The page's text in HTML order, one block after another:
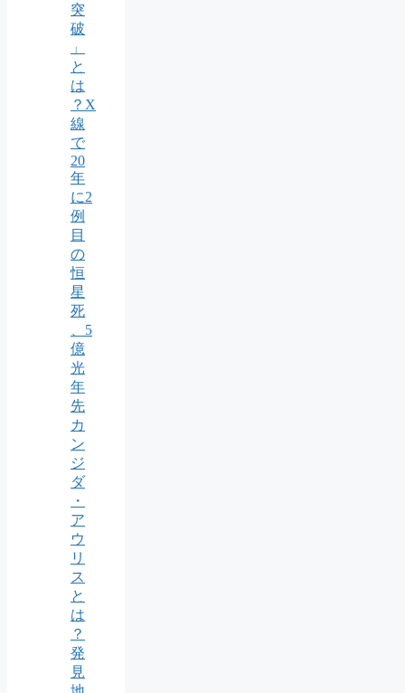
突
破
」
と
は
？X
線
で
20
年
に2
例
目
の
恒
星
死
、5
億
光
年
先
カ
ン
ジ
ダ
・
ア
ウ
リ
ス
と
は
？
発
見